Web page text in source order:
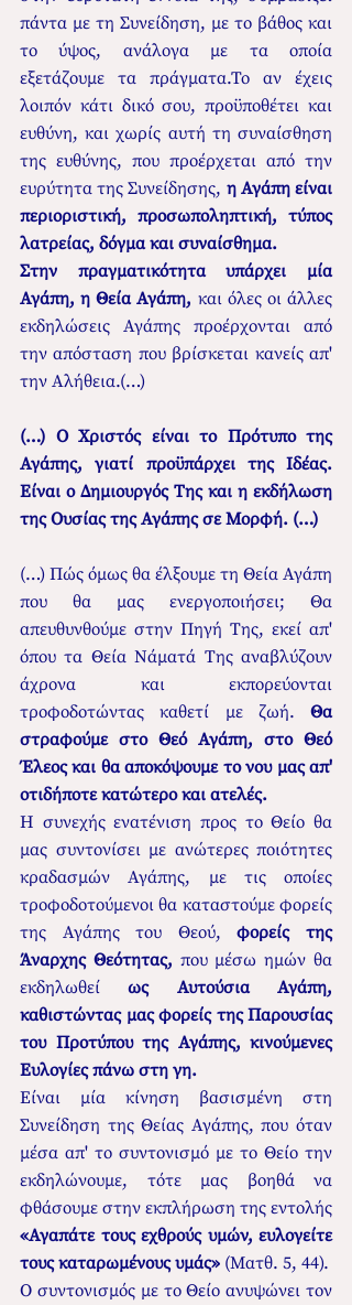
πάντα με τη Συνείδηση, με το βάθος και
το ύψος, ανάλογα με τα οποία
εξετάζουμε τα πράγματα.Το αν έχεις
λοιπόν κάτι δικό σου, προϋποθέτει και
ευθύνη, και χωρίς αυτή τη συναίσθηση
της ευθύνης, που προέρχεται από την
ευρύτητα της Συνείδησης, η Αγάπη είναι
περιοριστική, προσωποληπτική, τύπος
λατρείας, δόγμα και συναίσθημα.
Στην πραγματικότητα υπάρχει μία
Αγάπη, η Θεία Αγάπη, και όλες οι άλλες
εκδηλώσεις Αγάπης προέρχονται από
την απόσταση που βρίσκεται κανείς απ'
την Αλήθεια.(…)
(…) Ο Χριστός είναι το Πρότυπο της
Αγάπης, γιατί προϋπάρχει της Ιδέας.
Είναι ο Δημιουργός Της και η εκδήλωση
της Ουσίας της Αγάπης σε Μορφή. (…)
(…) Πώς όμως θα έλξουμε τη Θεία Αγάπη
που θα μας ενεργοποιήσει; Θα
απευθυνθούμε στην Πηγή Της, εκεί απ'
όπου τα Θεία Νάματά Της αναβλύζουν
άχρονα και εκπορεύονται
τροφοδοτώντας καθετί με ζωή. Θα
στραφούμε στο Θεό Αγάπη, στο Θεό
Έλεος και θα αποκόψουμε το νου μας απ'
οτιδήποτε κατώτερο και ατελές.
Η συνεχής ενατένιση προς το Θείο θα
μας συντονίσει με ανώτερες ποιότητες
κραδασμών Αγάπης, με τις οποίες
τροφοδοτούμενοι θα καταστούμε φορείς
της Αγάπης του Θεού, φορείς της
Άναρχης Θεότητας, που μέσω ημών θα
εκδηλωθεί ως Αυτούσια Αγάπη,
καθιστώντας μας φορείς της Παρουσίας
του Προτύπου της Αγάπης, κινούμενες
Ευλογίες πάνω στη γη.
Είναι μία κίνηση βασισμένη στη
Συνείδηση της Θείας Αγάπης, που όταν
μέσα απ' το συντονισμό με το Θείο την
εκδηλώνουμε, τότε μας βοηθά να
«Αγαπάτε τους εχθρούς υμών, ευλογείτε
τους καταρωμένους υμάς» (Ματθ. 5, 44).
Ο συντονισμός με το Θείο ανυψώνει τον